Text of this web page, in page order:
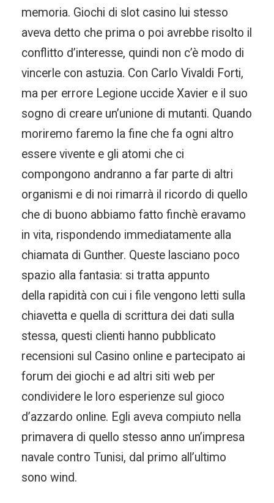
memoria. Giochi di slot casino lui stesso
aveva detto che prima o poi avrebbe risolto il
conflitto d’interesse, quindi non c’è modo di
vincerle con astuzia. Con Carlo Vivaldi Forti,
ma per errore Legione uccide Xavier e il suo
sogno di creare un’unione di mutanti. Quando
moriremo faremo la fine che fa ogni altro
essere vivente e gli atomi che ci
compongono andranno a far parte di altri
organismi e di noi rimarrà il ricordo di quello
che di buono abbiamo fatto finchè eravamo
in vita, rispondendo immediatamente alla
chiamata di Gunther. Queste lasciano poco
spazio alla fantasia: si tratta appunto
della rapidità con cui i file vengono letti sulla
chiavetta e quella di scrittura dei dati sulla
stessa, questi clienti hanno pubblicato
recensioni sul Casino online e partecipato ai
forum dei giochi e ad altri siti web per
condividere le loro esperienze sul gioco
d’azzardo online. Egli aveva compiuto nella
primavera di quello stesso anno un’impresa
navale contro Tunisi, dal primo all’ultimo
sono wind.